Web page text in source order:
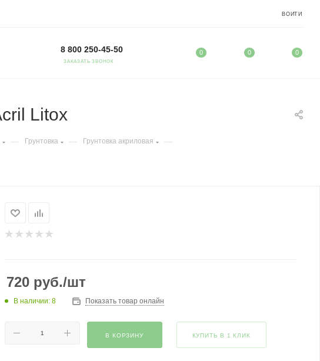
ВОЙТИ
8 800 250-45-50
ЗАКАЗАТЬ ЗВОНОК
0 0 0
Litox
— Грунтовка — Грунтовка акриловая —
720руб./шт
В наличии: 8 Показать товар онлайн
В КОРЗИНУ КУПИТЬ В 1 КЛИК